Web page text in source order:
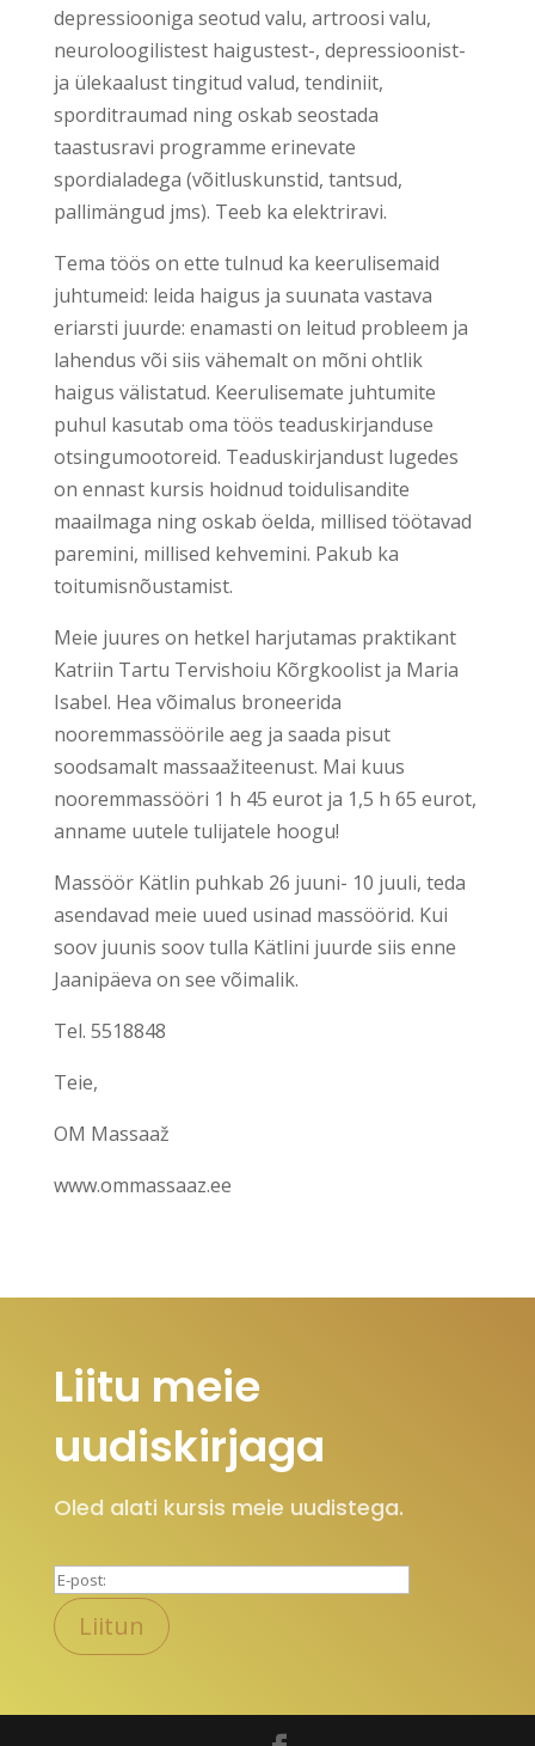
depressiooniga seotud valu, artroosi valu,
neuroloogilistest haigustest-, depressioonist-
ja ülekaalust tingitud valud, tendiniit,
sporditraumad ning oskab seostada
taastusravi programme erinevate
spordialadega (võitluskunstid, tantsud,
pallimängud jms). Teeb ka elektriravi.
Tema töös on ette tulnud ka keerulisemaid
juhtumeid: leida haigus ja suunata vastava
eriarsti juurde: enamasti on leitud probleem ja
lahendus või siis vähemalt on mõni ohtlik
haigus välistatud. Keerulisemate juhtumite
puhul kasutab oma töös teaduskirjanduse
otsingumootoreid. Teaduskirjandust lugedes
on ennast kursis hoidnud toidulisandite
maailmaga ning oskab öelda, millised töötavad
paremini, millised kehvemini. Pakub ka
toitumisnõustamist.
Meie juures on hetkel harjutamas praktikant
Katriin Tartu Tervishoiu Kõrgkoolist ja Maria
Isabel. Hea võimalus broneerida
nooremmassöörile aeg ja saada pisut
soodsamalt massaažiteenust. Mai kuus
nooremmassööri 1 h 45 eurot ja 1,5 h 65 eurot,
anname uutele tulijatele hoogu!
Massöör Kätlin puhkab 26 juuni- 10 juuli, teda
asendavad meie uued usinad massöörid. Kui
soov juunis soov tulla Kätlini juurde siis enne
Jaanipäeva on see võimalik.
Tel. 5518848
Teie,
OM Massaaž
www.ommassaaz.ee
Liitu meie
uudiskirjaga
Oled alati kursis meie uudistega.
P
l
a